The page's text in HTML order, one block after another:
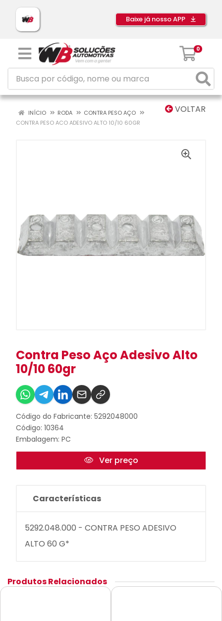
Baixe já nosso APP
0
VOLTAR
INÍCIO RODA
CONTRA PESO AÇO
CONTRA PESO ACO ADESIVO ALTO 10/10 60GR
Contra Peso Aço Adesivo Alto
10/10 60gr
Código do Fabricante: 5292048000
Código: 10364
Embalagem: PC
Ver preço
Características
5292.048.000 - CONTRA PESO ADESIVO
ALTO 60 G*
Produtos Relacionados